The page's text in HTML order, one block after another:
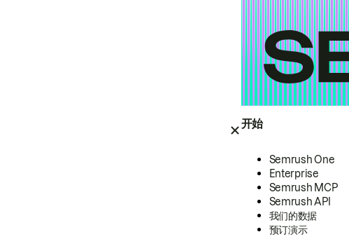
开始
Semrush One
Enterprise
Semrush MCP
Semrush API
我们的数据
预订演示